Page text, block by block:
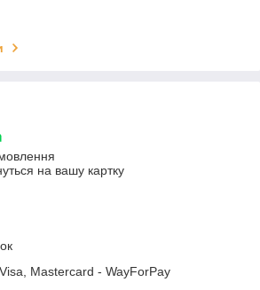
на вашу картку
Mastercard - WayForPay